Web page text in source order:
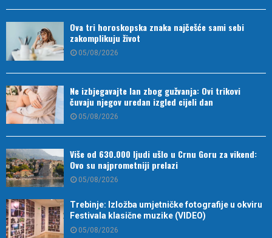
Ova tri horoskopska znaka najčešće sami sebi
zakomplikuju život
05/08/2026
Ne izbjegavajte lan zbog gužvanja: Ovi trikovi
čuvaju njegov uredan izgled cijeli dan
05/08/2026
Više od 630.000 ljudi ušlo u Crnu Goru za vikend:
Ovo su najprometniji prelazi
05/08/2026
Trebinje: Izložba umjetničke fotografije u okviru
Festivala klasične muzike (VIDEO)
05/08/2026